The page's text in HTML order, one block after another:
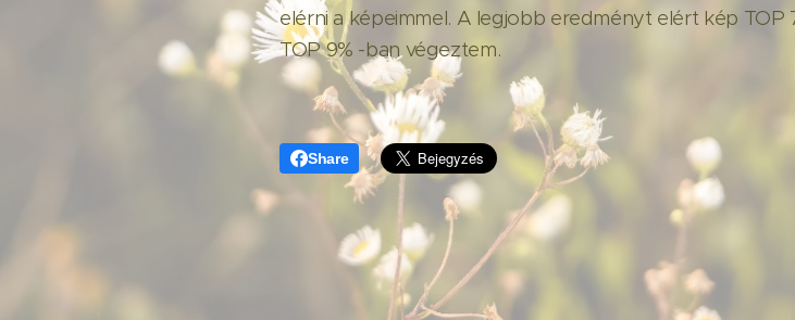
elérni a képeimmel. A legjobb eredményt elért kép
TOP 9% -ban végeztem.
Share